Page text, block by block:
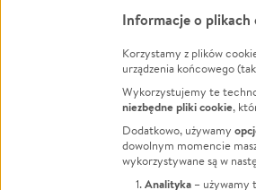
FacebookTwitter
LinkedInTikTok Youtube
Informacje o plikach
Korzystamy z plików
urządzenia końcowego
Wykorzystujemy te
niezbędne pliki cookie,
Dodatkowo, używamy
dowolnym momencie
wykorzystywane są w
Analityka – używamy